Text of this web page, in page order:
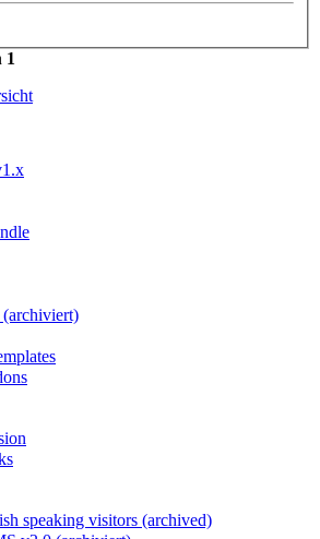
1
speaking visitors (archived)